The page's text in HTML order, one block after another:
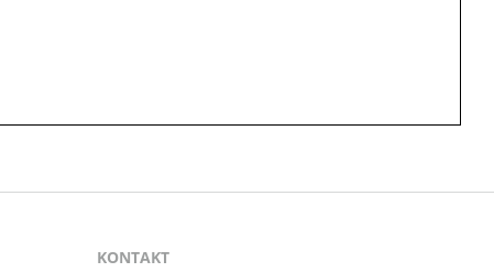
KONTAKT